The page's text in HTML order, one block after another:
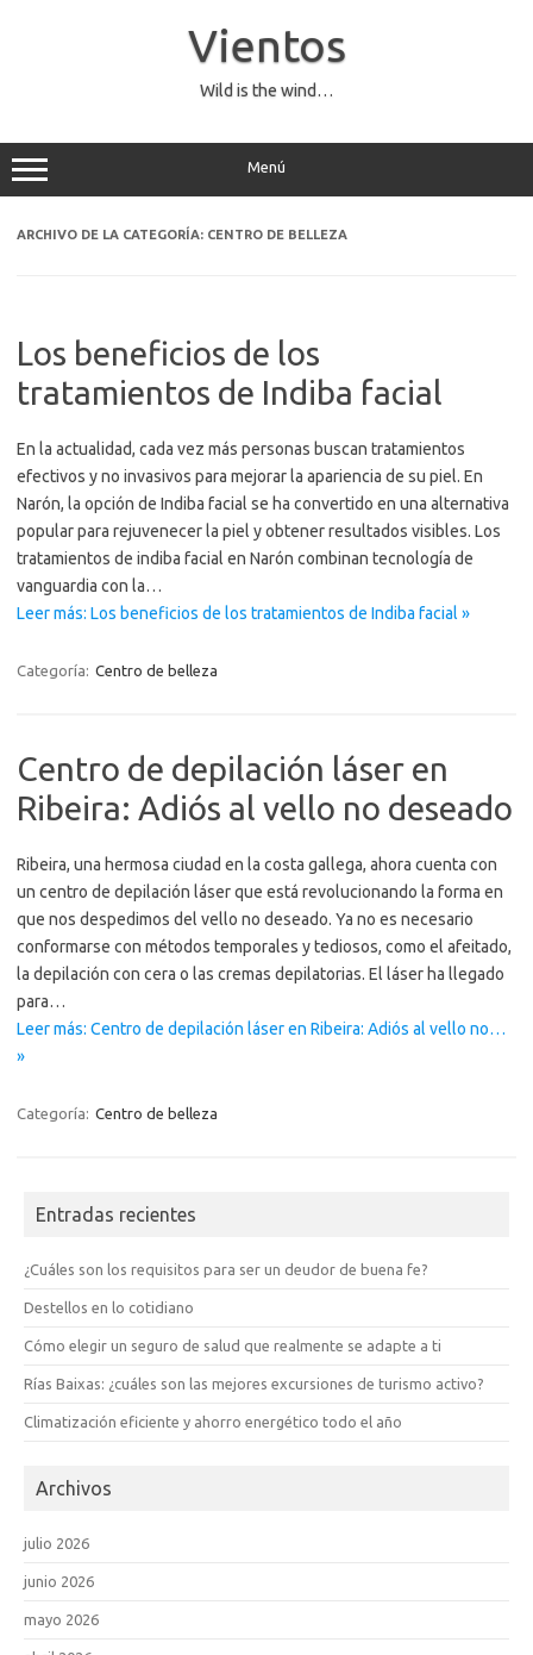
Vientos
Wild is the wind…
Menú
ARCHIVO DE LA CATEGORÍA: CENTRO DE BELLEZA
Los beneficios de los
tratamientos de Indiba facial
En la actualidad, cada vez más personas buscan tratamientos
efectivos y no invasivos para mejorar la apariencia de su piel. En
Narón, la opción de Indiba facial se ha convertido en una alternativa
popular para rejuvenecer la piel y obtener resultados visibles. Los
tratamientos de indiba facial en Narón combinan tecnología de
vanguardia con la…
Leer más: Los beneficios de los tratamientos de Indiba facial »
Categoría: Centro de belleza
Centro de depilación láser en
Ribeira: Adiós al vello no deseado
Ribeira, una hermosa ciudad en la costa gallega, ahora cuenta con
un centro de depilación láser que está revolucionando la forma en
que nos despedimos del vello no deseado. Ya no es necesario
conformarse con métodos temporales y tediosos, como el afeitado,
la depilación con cera o las cremas depilatorias. El láser ha llegado
para…
Leer más: Centro de depilación láser en Ribeira: Adiós al vello no…
»
Categoría: Centro de belleza
Entradas recientes
¿Cuáles son los requisitos para ser un deudor de buena fe?
Destellos en lo cotidiano
Cómo elegir un seguro de salud que realmente se adapte a ti
Rías Baixas: ¿cuáles son las mejores excursiones de turismo activo?
Climatización eficiente y ahorro energético todo el año
Archivos
julio 2026
junio 2026
mayo 2026